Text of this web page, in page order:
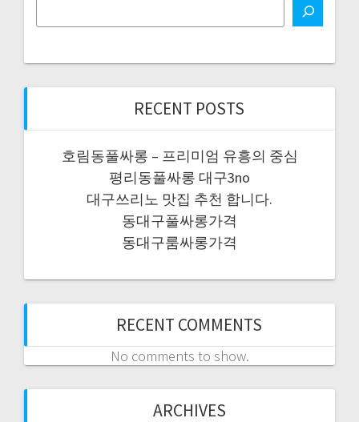
RECENT POSTS
호림동풀싸롱 – 프리미엄 유흥의 중심
평리동풀싸롱 대구3no
대구쓰리노 맛집 추천 합니다.
동대구풀싸롱가격
동대구룸싸롱가격
RECENT COMMENTS
No comments to show.
ARCHIVES